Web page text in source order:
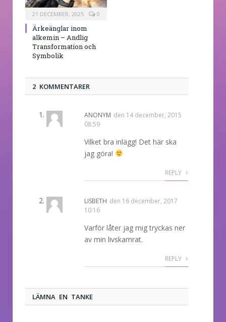
21 DECEMBER, 2025 0
Ärkeänglar inom
alkemin – Andlig
Transformation och
Symbolik
2 KOMMENTARER
ANONYM den 14 december, 2015
08:59
Vilket bra inlägg! Det här ska
jag göra!
REPLY
LISBETH den 16 december, 2017
10:16
Varför låter jag mig tryckas ner
av min livskamrat.
REPLY
LÄMNA EN TANKE